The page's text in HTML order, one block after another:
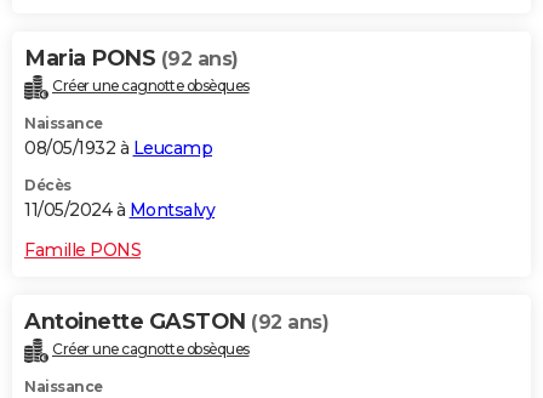
Maria PONS (92 ans)
Créer une cagnotte obsèques
Naissance
08/05/1932 à Leucamp
Décès
11/05/2024 à Montsalvy
Famille PONS
Antoinette GASTON (92 ans)
Créer une cagnotte obsèques
Naissance